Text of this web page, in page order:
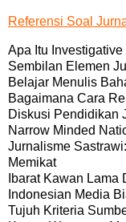
Referensi Soal
Apa Itu
Sembilan Elemen
Belajar Menulis
Bagaimana Cara
Diskusi Pendidikan
Narrow Minded
Jurnalisme
Memikat
Ibarat Kawan Lama
Indonesian Media
Tujuh Kriteria